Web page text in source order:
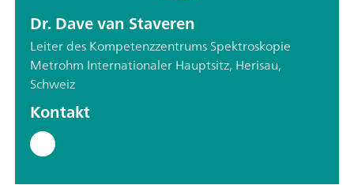
Dr. Dave van Staveren
Leiter des Kompetenzzentrums Spektroskopie
Metrohm Internationaler Hauptsitz, Herisau,
Schweiz
Kontakt